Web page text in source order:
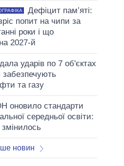
Дефіцит пам’яті:
попит на чипи за
роки і що
2027-й
ударів по 7 об'єктах
забезпечують
та газу
оновило стандарти
середньої освіти:
новин